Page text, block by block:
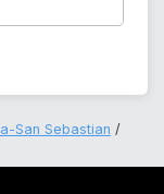
San Sebastian